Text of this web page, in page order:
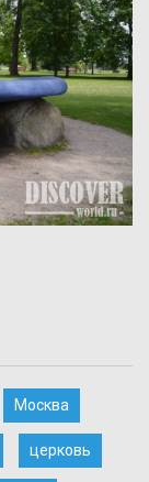
Москва
церковь